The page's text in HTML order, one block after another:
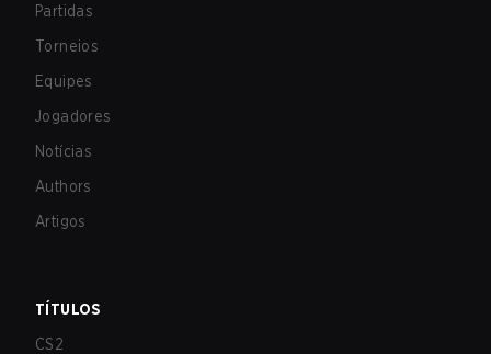
Partidas
Torneios
Equipes
Jogadores
Notícias
Authors
Artigos
TÍTULOS
CS2